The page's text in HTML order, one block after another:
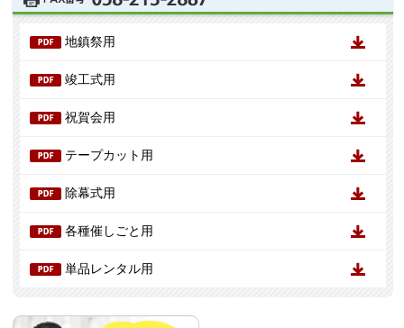
地鎮祭用
竣工式用
祝賀会用
テープカット用
除幕式用
各種催しごと用
単品レンタル用